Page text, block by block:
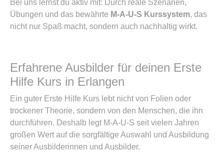
Bei uns lernst du aktiv mit: Durch reale Szenarien,
Übungen und das bewährte M-A-U-S Kurssystem, das
nicht nur Spaß macht, sondern auch nachhaltig wirkt.
Erfahrene Ausbilder für deinen Erste
Hilfe Kurs in Erlangen
Ein guter Erste Hilfe Kurs lebt nicht von Folien oder
trockener Theorie, sondern von den Menschen, die ihn
durchführen. Deshalb legt M-A-U-S seit vielen Jahren
großen Wert auf die sorgfältige Auswahl und Ausbildung
seiner Ausbilderinnen und Ausbilder.